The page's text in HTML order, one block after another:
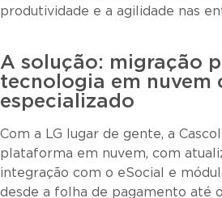
produtividade e a agilidade nas
A solução: migração
tecnologia em nuvem
especializado
Com a LG lugar de gente, a
plataforma em nuvem, com
integração com o eSocial e
desde a folha de pagamento até